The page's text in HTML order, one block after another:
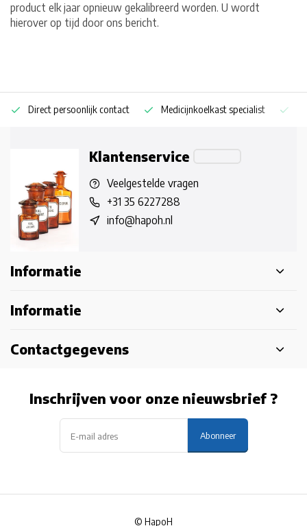
product elk jaar opnieuw gekalibreerd worden. U wordt
hierover op tijd door ons bericht.
Direct persoonlijk contact Medicijnkoelkast specialist
Klantenservice
Veelgestelde vragen
+31 35 6227288
info@hapoh.nl
Informatie
Informatie
Contactgegevens
Inschrijven voor onze nieuwsbrief ?
Abonneer
© HapoH